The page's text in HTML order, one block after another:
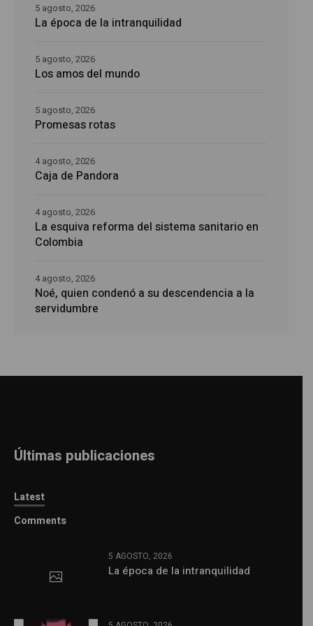
La época de la intranquilidad
5 agosto, 2026
Los amos del mundo
5 agosto, 2026
Promesas rotas
5 agosto, 2026
Caja de Pandora
4 agosto, 2026
La esquiva reforma del sistema sanitario en
Colombia
4 agosto, 2026
Noé, quien condenó a su descendencia a la
servidumbre
4 agosto, 2026
Últimas publicaciones
Latest
Comments
5 AGOSTO, 2026
La época de la intranquilidad